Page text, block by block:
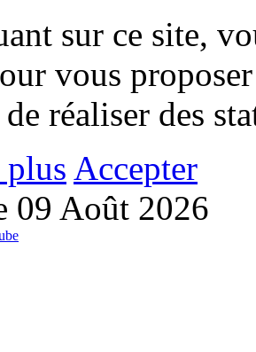
sur ce site,
vous
réaliser des
Accepter
09 Août 2026